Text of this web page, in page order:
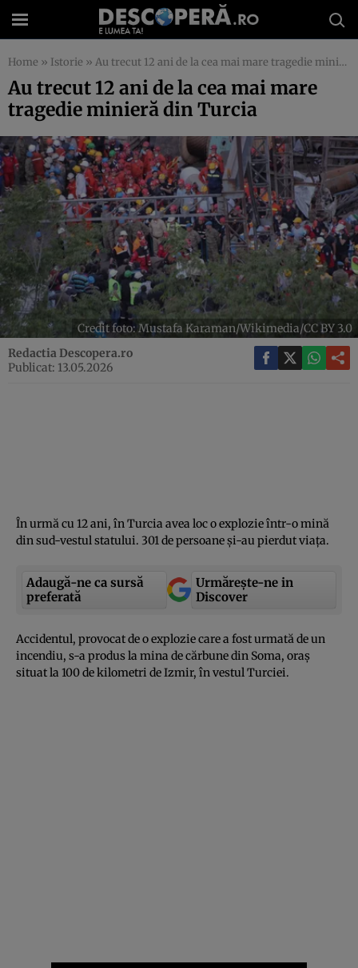
Home » Istorie » Au trecut 12 ani de la cea mai mare tragedie minieră din Turcia
Au trecut 12 ani de la cea mai mare
tragedie minieră din Turcia
Credit foto: Mustafa Karaman/Wikimedia/CC BY 3.0
Redactia Descopera.ro
Publicat: 13.05.2026
În urmă cu 12 ani, în Turcia avea loc o explozie într-o mină
din sud-vestul statului. 301 de persoane şi-au pierdut viaţa.
Adaugă-ne ca sursă
preferată
Urmărește-ne in
Discover
Accidentul, provocat de o explozie care a fost urmată de un
incendiu, s-a produs la mina de cărbune din Soma, oraş
situat la 100 de kilometri de Izmir, în vestul Turciei.